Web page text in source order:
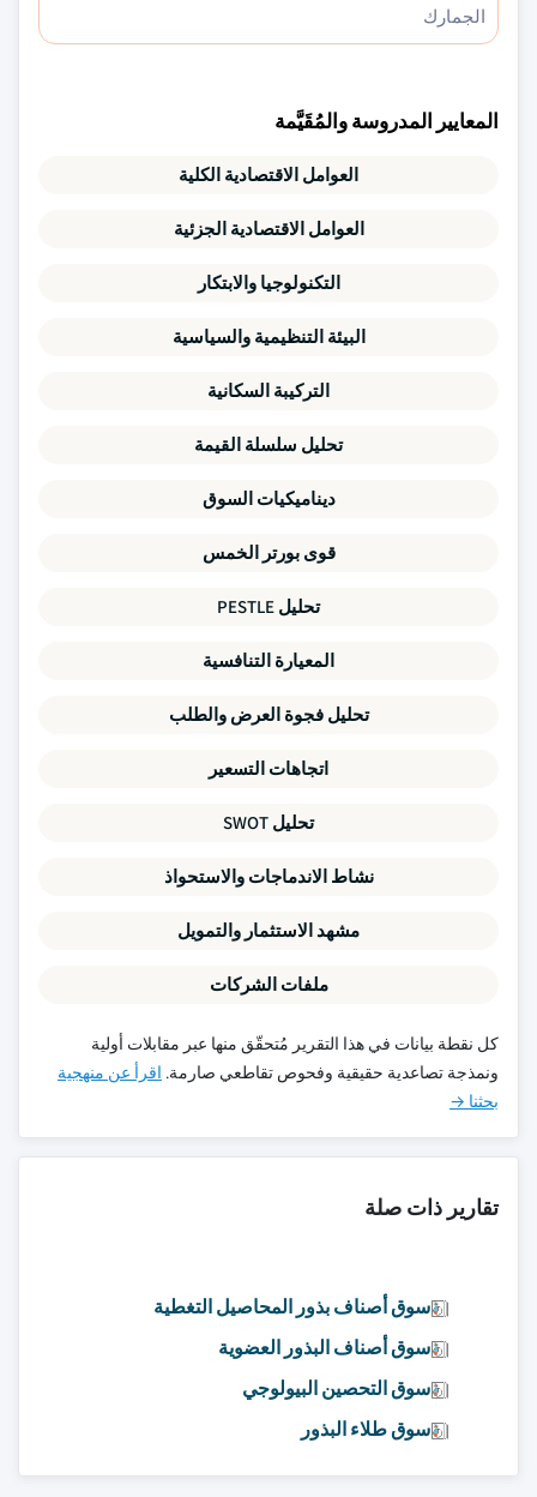
الجمارك
المعايير المدروسة والمُقَيَّمة
العوامل الاقتصادية الكلية
العوامل الاقتصادية الجزئية
التكنولوجيا والابتكار
البيئة التنظيمية والسياسية
التركيبة السكانية
تحليل سلسلة القيمة
ديناميكيات السوق
قوى بورتر الخمس
تحليل PESTLE
المعيارة التنافسية
تحليل فجوة العرض والطلب
اتجاهات التسعير
تحليل SWOT
نشاط الاندماجات والاستحواذ
مشهد الاستثمار والتمويل
ملفات الشركات
كل نقطة بيانات في هذا التقرير مُتحقّق منها عبر مقابلات أولية
ونمذجة تصاعدية حقيقية وفحوص تقاطعي صارمة. اقرأ عن منهجية
بحثنا →
تقارير ذات صلة
سوق أصناف بذور المحاصيل التغطية
سوق أصناف البذور العضوية
سوق التحصين البيولوجي
سوق طلاء البذور